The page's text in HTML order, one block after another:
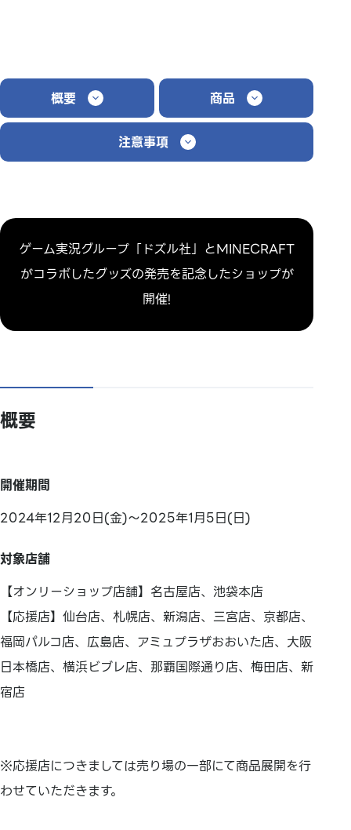
概要 商品
注意事項
ゲーム実況グループ「ドズル社」とMINECRAFT
がコラボしたグッズの発売を記念したショップが
開催!
概要
開催期間
2024年12月20日(金)～2025年1月5日(日)
対象店舗
【オンリーショップ店舗】名古屋店、池袋本店
【応援店】仙台店、札幌店、新潟店、三宮店、京都店、
福岡パルコ店、広島店、アミュプラザおおいた店、大阪
日本橋店、横浜ビブレ店、那覇国際通り店、梅田店、新
宿店
※応援店につきましては売り場の一部にて商品展開を行
わせていただきます。